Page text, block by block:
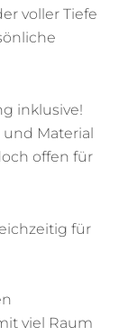
voller Tiefe
inklusive!
Material
offen für
für
viel Raum